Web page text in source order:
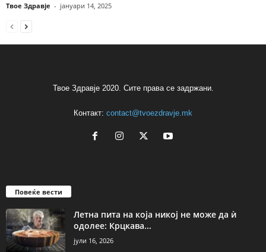
Твое Здравје - јануари 14, 2025
Твое Здравје 2020. Сите права се задржани.
Контакт: contact@tvoezdravje.mk
Повеќе вести
Летна пита на која никој не може да ѝ
одолее: Крцкава...
јули 16, 2026